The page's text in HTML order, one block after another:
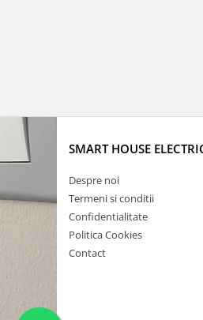
SMART HOUSE
Despre noi
Termeni si conditii
Confidentialitate
Politica Cookies
Contact